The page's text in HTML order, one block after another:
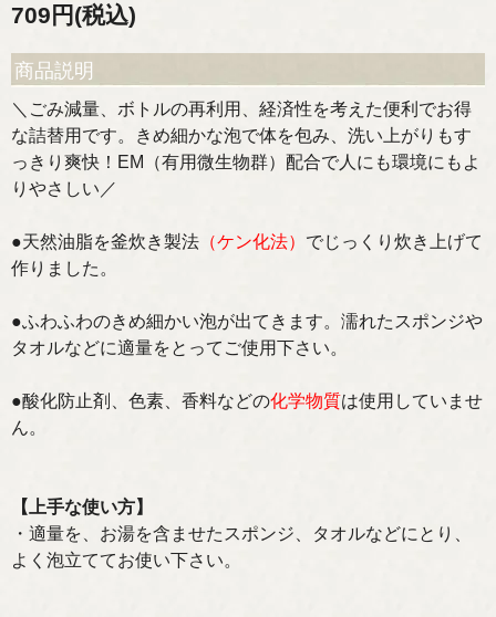
709円(税込)
商品説明
＼ごみ減量、ボトルの再利用、経済性を考えた便利でお得
な詰替用です。きめ細かな泡で体を包み、洗い上がりもす
っきり爽快！EM（有用微生物群）配合で人にも環境にもよ
りやさしい／
●天然油脂を釜炊き製法 （ケン化法） でじっくり炊き上げて
作りました。
●ふわふわのきめ細かい泡が出てきます。濡れたスポンジや
タオルなどに適量をとってご使用下さい。
●酸化防止剤、色素、香料などの化学物質は使用していませ
ん。
【上手な使い方】
・適量を、お湯を含ませたスポンジ、タオルなどにとり、
よく泡立ててお使い下さい。